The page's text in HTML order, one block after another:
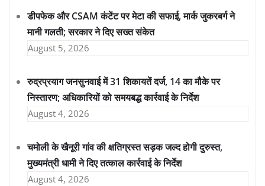
डीपफेक और CSAM कंटेंट पर मेटा की सफाई, मार्क जुकरबर्ग ने
मानी गलती; सरकार ने दिए सख्त संकेत
August 5, 2026
रुद्रप्रयाग जनसुनवाई में 31 शिकायतें दर्ज, 14 का मौके पर
निस्तारण; अधिकारियों को समयबद्ध कार्रवाई के निर्देश
August 4, 2026
चमोली के खैनूरी गांव की क्षतिग्रस्त सड़क जल्द होगी दुरुस्त,
मुख्यमंत्री धामी ने दिए तत्काल कार्रवाई के निर्देश
August 4, 2026